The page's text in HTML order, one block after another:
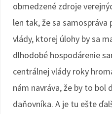
obmedzené zdroje
len tak, že sa
vlády, ktorej úlohy by sa
dlhodobé hospodárenie
centrálnej vlády roky
nám navráva, že by to bol
daňovníka. A je tu ešte